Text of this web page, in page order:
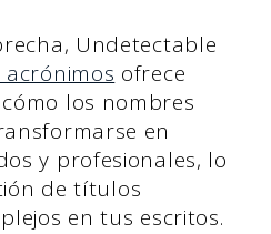
Undetectable
ofrece
los nombres
en
y profesionales, lo
de títulos
en tus escritos.